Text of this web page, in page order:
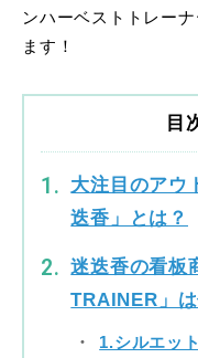
ンハーベストトレー
ます！
目
大注目のアウ
迭香」とは？
迷迭香の看板
TRAINER」
1.シルエット